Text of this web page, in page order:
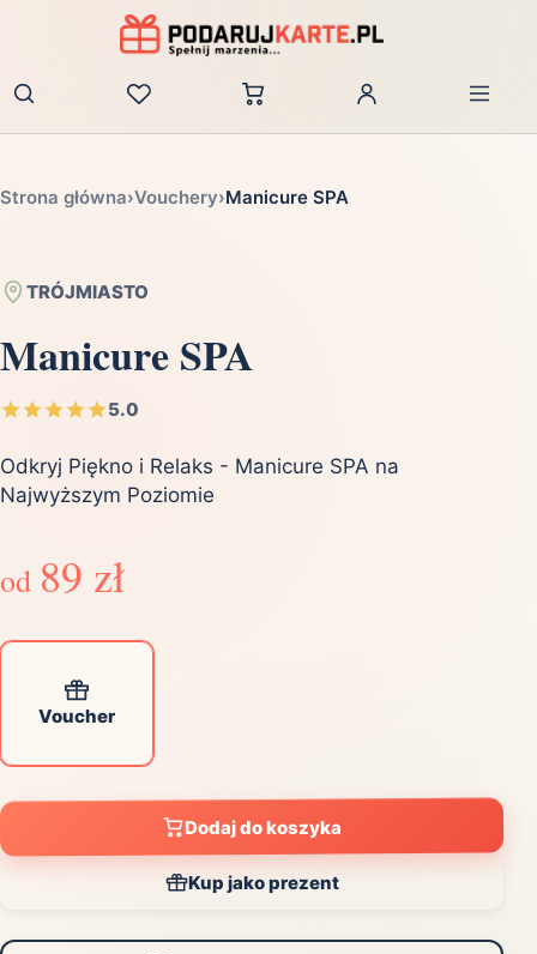
Zaloguj
Strona główna›Vouchery›Manicure SPA
TRÓJMIASTO
Manicure SPA
5.0
Odkryj Piękno i Relaks - Manicure SPA na
Najwyższym Poziomie
od 89 zł
Voucher
Dodaj do koszyka
Kup jako prezent